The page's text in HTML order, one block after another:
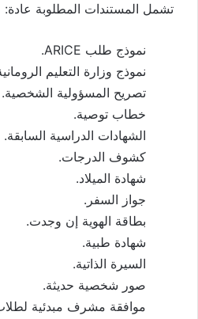
تشمل المستندات المطلوبة عادة:
نموذج طلب ARICE.
نموذج وزارة التعليم
تصريح المسؤولية الشخصية.
خطاب توصية.
الشهادات الدراسية السابقة.
كشوف الدرجات.
شهادة الميلاد.
جواز السفر.
بطاقة الهوية إن وجدت.
شهادة طبية.
السيرة الذاتية.
صور شخصية حديثة.
موافقة مشرف مبدئية لطلاب